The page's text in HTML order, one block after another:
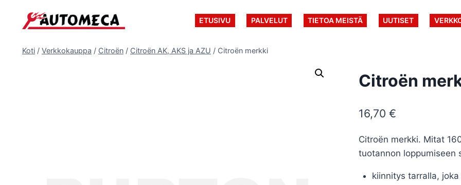
sisältöön
ETUSIVU PALVELUT TIETOA MEISTÄ UUTISET
Koti / Verkkokauppa / Citroën / Citroën AK, AKS ja AZU / Citroën merkki
Citroën
16,70€
Citroën merkki. Mitat
tuotannon loppumiseen
kiinnitys tarralla,